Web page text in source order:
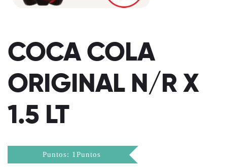
COCA COLA
ORIGINAL N/R X
1.5 LT
Puntos: 1Puntos